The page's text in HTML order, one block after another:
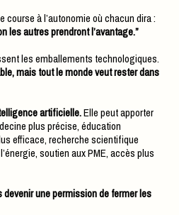
course à l’autonomie où chacun dira :
les autres prendront l’avantage.”
les emballements technologiques.
mais tout le monde veut rester dans
artificielle.Elle peut apporter
plus précise, éducation
efficace, recherche scientifique
soutien aux PME, accès plus
une permission de fermer les